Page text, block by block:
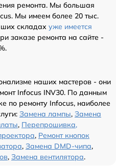
ремонта. Мы большая
Мы имеем более 20 тыс.
складах уже имеется
заказе ремонта на сайте -
наших мастеров - они
Infocus INV30. По данным
по ремонту Infocus, наиболее
Замена лампы, Замена
, Перепрошивка,
, Ремонт кнопок
, Замена DMD-чипа,
, Замена вентилятора.